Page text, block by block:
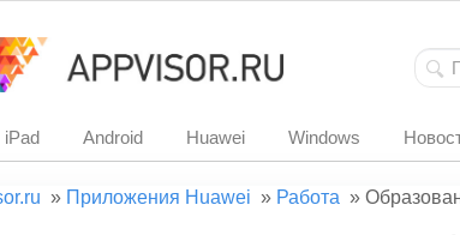
iPad Android Huawei Windows
» Приложения Huawei » Работа »